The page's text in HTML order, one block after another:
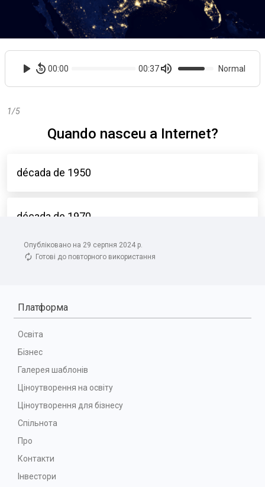
Опубліковано на 29 серпня 2024 р.
Готові до повторного використання
Платформа
Освіта
Бізнес
Галерея шаблонів
Ціноутворення на освіту
Ціноутворення для бізнесу
Спільнота
Про
Контакти
Інвестори